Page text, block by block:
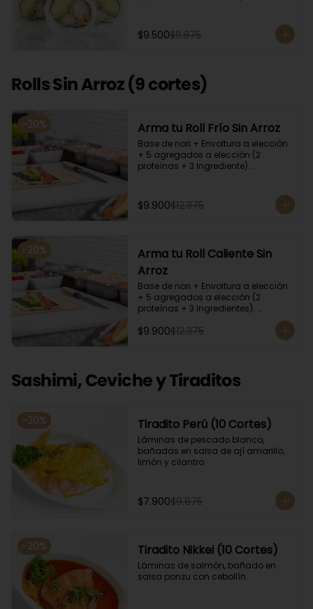
$9.500$11.875
Rolls Sin Arroz (9 cortes)
-20% Arma tu Roll Frío Sin Arroz
Base de nori + Envoltura a elección
+ 5 agregados a elección (2
proteínas + 3 Ingrediente).
relleno palta y/o queso crema para
que el roll pueda compactar y ser
$9.900$12.375
-20%
Arma tu Roll Caliente Sin
Arroz
Base de nori + Envoltura a elección
+ 5 agregados a elección (2
proteínas + 3 Ingredientes).
Acompañado con salsa de soya.
Recomendamos incluir en el relleno
palta y/o queso crema para que el
$9.900$12.375
Sashimi, Ceviche y Tiraditos
-20% Tiradito Perú (10 Cortes)
Láminas de pescado blanco,
bañadas en salsa de ají amarillo,
limón y cilantro.
$7.900$9.875
-20% Tiradito Nikkei (10 Cortes)
Láminas de salmón, bañado en
salsa ponzu con cebollín.